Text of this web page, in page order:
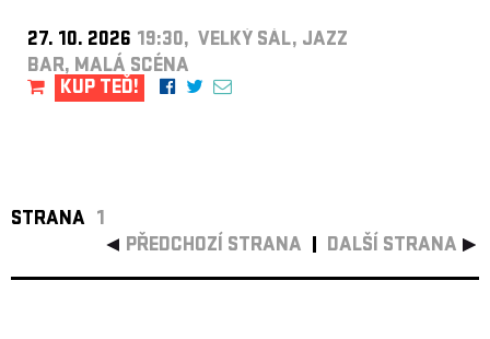
27. 10. 2026 19:30, VELKÝ SÁL, JAZZ
BAR, MALÁ SCÉNA
KUP TEĎ!
STRANA 1
PŘEDCHOZÍ STRANA
DALŠÍ STRANA